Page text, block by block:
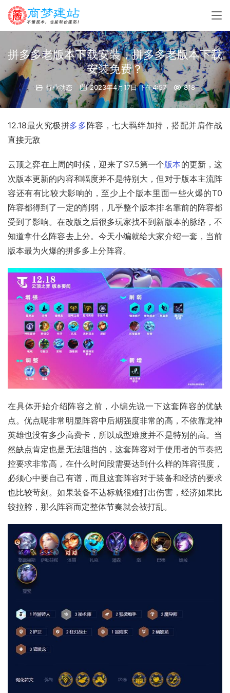
拼多多老版本下载安装，拼多多老版本下载
安装免费？
行业动态 2023年4月17日 下午4:57 818
12.18最火究极拼多多阵容，七大羁绊加持，搭配并肩作战
直接无敌
云顶之弈在上周的时候，迎来了S7.5第一个版本的更新，这
次版本更新的内容和幅度并不是特别大，但对于版本主流阵
容还有有比较大影响的，至少上个版本里面一些火爆的T0
阵容都得到了一定的削弱，几乎整个版本排名靠前的阵容都
受到了影响。在改版之后很多玩家找不到新版本的脉络，不
知道拿什么阵容去上分。今天小编就给大家介绍一套，当前
版本最为火爆的拼多多上分阵容。
在具体开始介绍阵容之前，小编先说一下这套阵容的优缺
点。优点呢非常明显阵容中后期强度非常的高，不依靠龙神
英雄也没有多少高费卡，所以成型难度并不是特别的高。当
然缺点肯定也是无法阻挡的，这套阵容对于使用者的节奏把
控要求非常高，在什么时间段需要达到什么样的阵容强度，
必须心中要自己有谱，而且这套阵容对于装备和经济的要求
也比较苛刻。如果装备不达标就很难打出伤害，经济如果比
较拉胯，那么阵容而定整体节奏就会被打乱。